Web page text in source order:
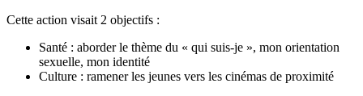
Cette action visait 2 objectifs :
Santé : aborder le thème du « qui suis-je », mon orientation
sexuelle, mon identité
Culture : ramener les jeunes vers les cinémas de proximité